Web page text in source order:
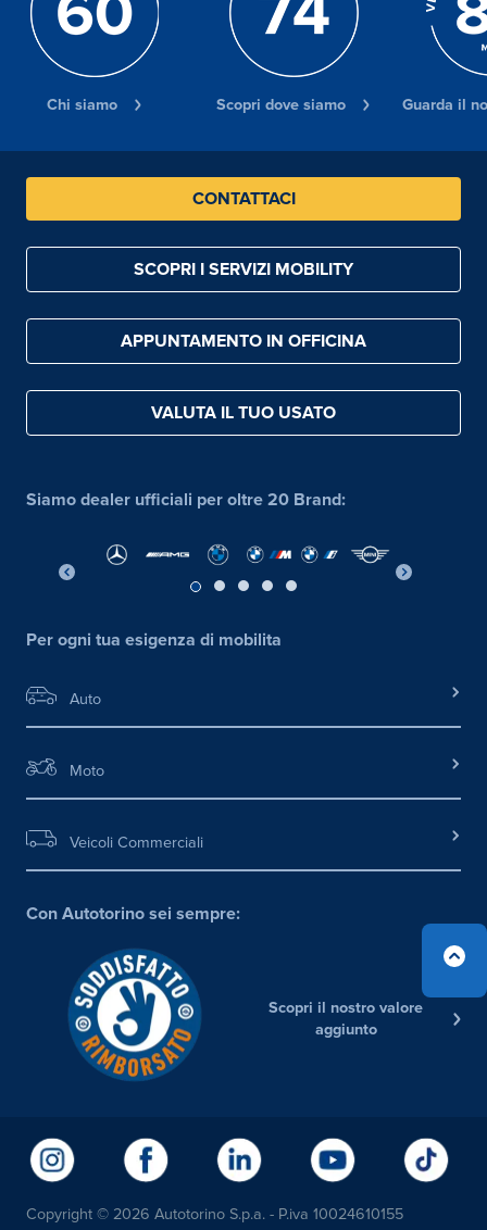
Chi siamo Scopri dove siamo Guarda il
CONTATTACI
SCOPRI I SERVIZI MOBILITY
APPUNTAMENTO IN OFFICINA
VALUTA IL TUO USATO
Siamo dealer ufficiali per oltre 20 Brand:
Per ogni tua esigenza di mobilita
Auto
Moto
Veicoli Commerciali
Con Autotorino sei sempre:
Scopri il nostro valore
aggiunto
Copyright © 2026 Autotorino S.p.a. - P.iva 10024610155